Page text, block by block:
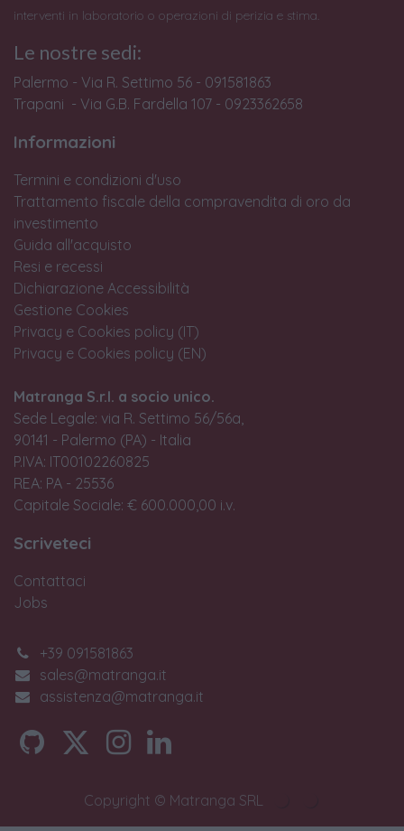
interventi in laboratorio o operazioni di perizia e stima.
Le nostre sedi:
Palermo - Via R. Settimo 56 - 091581863
Trapani - Via G.B. Fardella 107 - 0923362658
Informazioni
Termini e condizioni d'uso
Trattamento fiscale della compravendita di oro da
investimento
Guida all'acquisto
Resi e recessi
Dichiarazione Accessibilità
Gestione Cookies
Privacy e Cookies policy (IT)
Privacy e Cookies policy (EN)
Matranga S.r.l. a socio unico.
Sede Legale: via R. Settimo 56/56a,
90141 - Palermo (PA) - Italia
P.IVA: IT00102260825
REA: PA - 25536
Capitale Sociale: € 600.000,00 i.v.
Scriveteci
Contattaci
Jobs
+39 091581863
sales@matranga.it
assistenza@matranga.it
Copyright © Matranga SRL